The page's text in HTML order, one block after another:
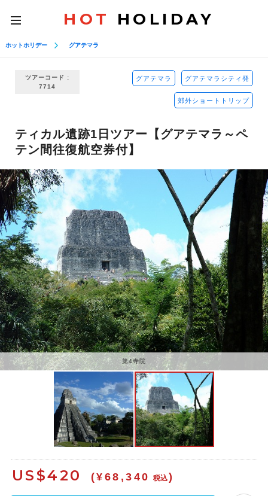
toggle
navigation
HOT HOLIDAY
ホットホリデー グアテマラ
ツアーコード :
7714
グアテマラ グアテマラシティ発
郊外ショートトリップ
ティカル遺跡1日ツアー【グアテマラ～ペ
テン間往復航空券付】
第4寺院
US$420 (¥68,340 税込)